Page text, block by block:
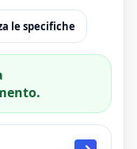
le specifiche